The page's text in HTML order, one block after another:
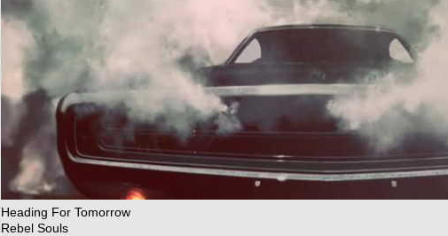
Heading For Tomorrow
Rebel Souls